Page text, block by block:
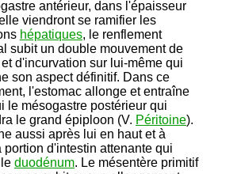
antérieur, dans l'épaisseur
viendront se ramifier les
hépatiques, le renflement
subit un double mouvement de
d'incurvation sur lui-même qui
son aspect définitif. Dans ce
l'estomac allonge et entraîne
le mésogastre postérieur qui
le grand épiploon (V. Péritoine).
aussi après lui en haut et à
portion d'intestin attenante qui
duodénum. Le mésentère primitif